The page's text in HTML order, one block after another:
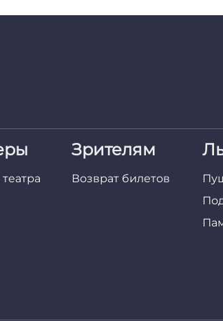
Зрителям
Возврат билетов